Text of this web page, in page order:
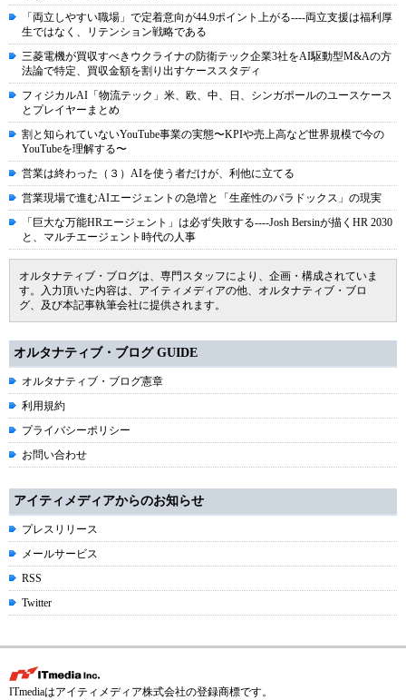
「両立しやすい職場」で定着意向が44.9ポイント上がる----両立支援は福利厚
生ではなく、リテンション戦略である
三菱電機が買収すべきウクライナの防衛テック企業3社をAI駆動型M&Aの方
法論で特定、買収金額を割り出すケーススタディ
フィジカルAI「物流テック」米、欧、中、日、シンガポールのユースケース
とプレイヤーまとめ
割と知られていないYouTube事業の実態〜KPIや売上高など世界規模で今の
YouTubeを理解する〜
営業は終わった（３）AIを使う者だけが、利他に立てる
営業現場で進むAIエージェントの急増と「生産性のパラドックス」の現実
「巨大な万能HRエージェント」は必ず失敗する----Josh Bersinが描くHR 2030
と、マルチエージェント時代の人事
オルタナティブ・ブログは、専門スタッフにより、企画・構成されていま
す。入力頂いた内容は、アイティメディアの他、オルタナティブ・ブロ
グ、及び本記事執筆会社に提供されます。
オルタナティブ・ブログ GUIDE
オルタナティブ・ブログ憲章
利用規約
プライバシーポリシー
お問い合わせ
アイティメディアからのお知らせ
プレスリリース
メールサービス
RSS
Twitter
ITmediaはアイティメディア株式会社の登録商標です。